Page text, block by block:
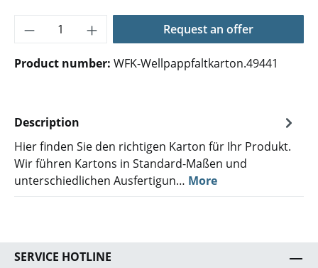
Product Quantity: Enter the desired
Request an offer
Product number: WFK-Wellpappfaltkarton.49441
Description
Hier finden Sie den richtigen Karton für Ihr Produkt.
Wir führen Kartons in Standard-Maßen und
unterschiedlichen Ausfertigun… More
SERVICE HOTLINE